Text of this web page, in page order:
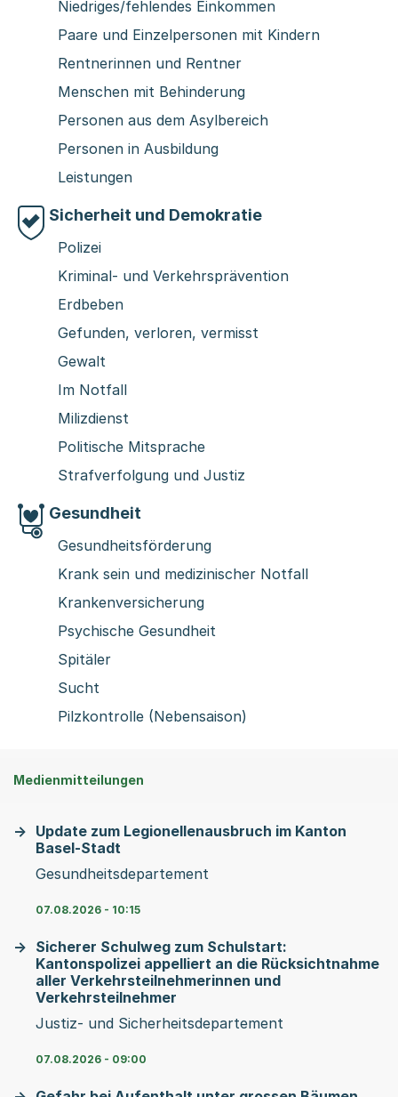
Niedriges/fehlendes Einkommen
Paare und Einzelpersonen mit Kindern
Rentnerinnen und Rentner
Menschen mit Behinderung
Personen aus dem Asylbereich
Personen in Ausbildung
Leistungen
Sicherheit und Demokratie
Polizei
Kriminal- und Verkehrsprävention
Erdbeben
Gefunden, verloren, vermisst
Gewalt
Im Notfall
Milizdienst
Politische Mitsprache
Strafverfolgung und Justiz
Gesundheit
Gesundheitsförderung
Krank sein und medizinischer Notfall
Krankenversicherung
Psychische Gesundheit
Spitäler
Sucht
Pilzkontrolle (Nebensaison)
Medienmitteilungen
Update zum Legionellenausbruch im Kanton
Basel-Stadt
Gesundheitsdepartement
07.08.2026 - 10:15
Sicherer Schulweg zum Schulstart:
Kantonspolizei appelliert an die Rücksichtnahme
aller Verkehrsteilnehmerinnen und
Verkehrsteilnehmer
Justiz- und Sicherheitsdepartement
07.08.2026 - 09:00